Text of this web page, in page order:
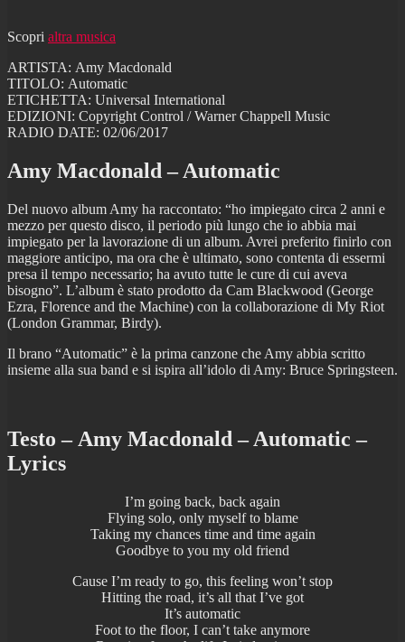
Scopri altra musica
ARTISTA: Amy Macdonald
TITOLO: Automatic
ETICHETTA: Universal International
EDIZIONI: Copyright Control / Warner Chappell Music
RADIO DATE: 02/06/2017
Amy Macdonald – Automatic
Del nuovo album Amy ha raccontato: “ho impiegato circa 2 anni e
mezzo per questo disco, il periodo più lungo che io abbia mai
impiegato per la lavorazione di un album. Avrei preferito finirlo con
maggiore anticipo, ma ora che è ultimato, sono contenta di essermi
presa il tempo necessario; ha avuto tutte le cure di cui aveva
bisogno”. L’album è stato prodotto da Cam Blackwood (George
Ezra, Florence and the Machine) con la collaborazione di My Riot
(London Grammar, Birdy).
Il brano “Automatic” è la prima canzone che Amy abbia scritto
insieme alla sua band e si ispira all’idolo di Amy: Bruce Springsteen.
Testo – Amy Macdonald – Automatic –
Lyrics
I’m going back, back again
Flying solo, only myself to blame
Taking my chances time and time again
Goodbye to you my old friend
Cause I’m ready to go, this feeling won’t stop
Hitting the road, it’s all that I’ve got
It’s automatic
Foot to the floor, I can’t take anymore